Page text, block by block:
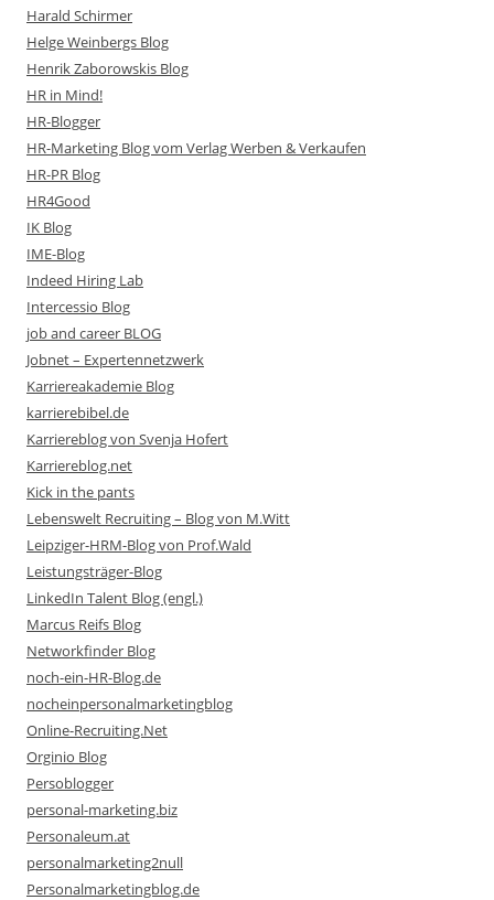
Harald Schirmer
Helge Weinbergs Blog
Henrik Zaborowskis Blog
HR in Mind!
HR-Blogger
HR-Marketing Blog vom Verlag Werben & Verkaufen
HR-PR Blog
HR4Good
IK Blog
IME-Blog
Indeed Hiring Lab
Intercessio Blog
job and career BLOG
Jobnet – Expertennetzwerk
Karriereakademie Blog
karrierebibel.de
Karriereblog von Svenja Hofert
Karriereblog.net
Kick in the pants
Lebenswelt Recruiting – Blog von M.Witt
Leipziger-HRM-Blog von Prof.Wald
Leistungsträger-Blog
LinkedIn Talent Blog (engl.)
Marcus Reifs Blog
Networkfinder Blog
noch-ein-HR-Blog.de
nocheinpersonalmarketingblog
Online-Recruiting.Net
Orginio Blog
Persoblogger
personal-marketing.biz
Personaleum.at
personalmarketing2null
Personalmarketingblog.de